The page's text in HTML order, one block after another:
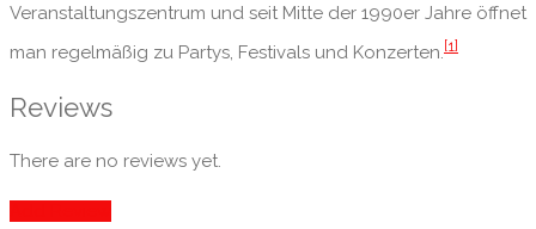
Veranstaltungszentrum und seit Mitte der 1990er Jahre öffnet
man regelmäßig zu Partys, Festivals und Konzerten. [1]
Reviews
There are no reviews yet.